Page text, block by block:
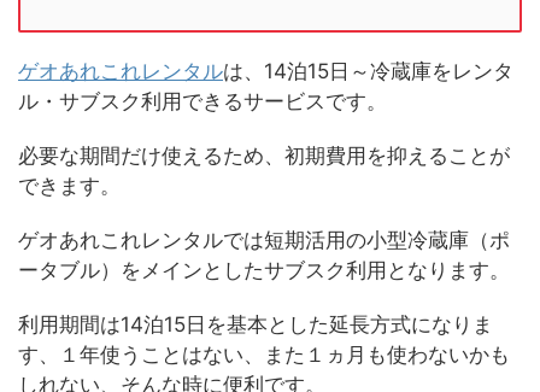
ゲオあれこれレンタルは、14泊15日～冷蔵庫をレンタ
ル・サブスク利用できるサービスです。
必要な期間だけ使えるため、初期費用を抑えることが
できます。
ゲオあれこれレンタルでは短期活用の小型冷蔵庫（ポ
ータブル）をメインとしたサブスク利用となります。
利用期間は14泊15日を基本とした延長方式になりま
す、１年使うことはない、また１ヵ月も使わないかも
しれない、そんな時に便利です。